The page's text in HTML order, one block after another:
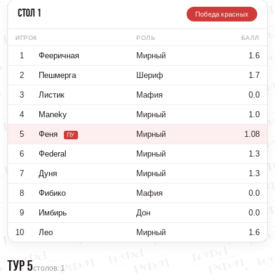
Стол 1 Победа красных
ИГРОК РОЛЬ БАЛЛ
1 Фееричная Мирный 1.6
2 Пешмерга Шериф 1.7
3 Листик Мафия 0.0
4 Maneky Мирный 1.0
5 Феня ПУ Мирный 1.08
6 Фederal Мирный 1.3
7 Дуня Мирный 1.3
8 Фибико Мафия 0.0
9 Имбирь Дон 0.0
10 Лео Мирный 1.6
Тур 5столов: 1